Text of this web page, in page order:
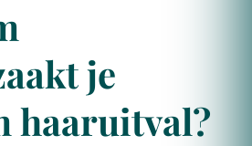
je
haaruitval?